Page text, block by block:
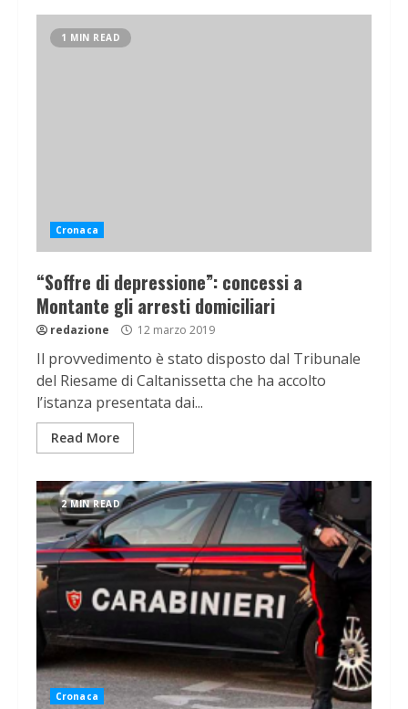
1 MIN READ
Cronaca
“Soffre di depressione”: concessi a
Montante gli arresti domiciliari
redazione 12 marzo 2019
Il provvedimento è stato disposto dal Tribunale
del Riesame di Caltanissetta che ha accolto
l’istanza presentata dai...
Read More
2 MIN READ
Cronaca